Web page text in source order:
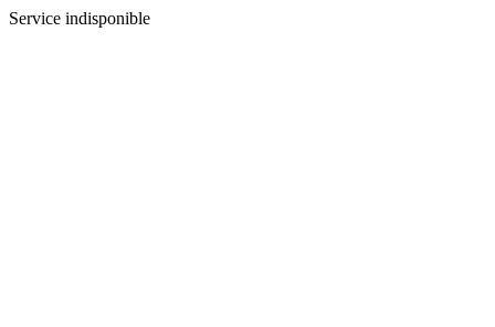
Service indisponible